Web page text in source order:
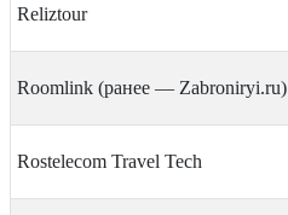
Reliztour
Roomlink (ранее — Zabroniryi.ru)
Rostelecom Travel Tech